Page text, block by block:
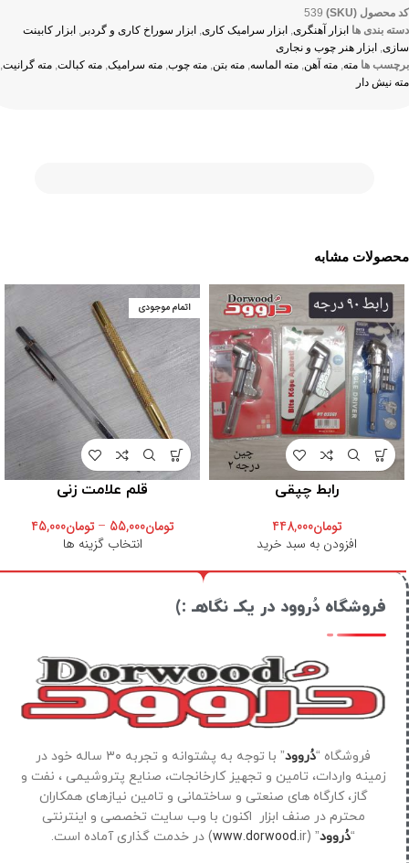
کد محصول (SKU)
539
دسته بندی ها ابزار آهنگری, ابزار سرامیک کاری, ابزار سوراخ کاری و گردبر , ابزار کابینت
سازی, ابزار هنر چوب و نجاری
برچسب ها مته, مته آهن, مته الماسه, مته بتن, مته چوب, مته سرامیک, مته کبالت, مته گرانیت,
مته نیش دار
محصولات مشابه
رابط چپقی
تومان448,000
افزودن به سبد خرید
اتمام موجودی
قلم علامت زنی
تومان55,000
– تومان45,000
انتخاب گزینه ها
فروشگاه دُروود در یکـ نگاهـ :)
فروشگاه “دُروود
” با توجه به پشتوانه و تجربه ۳۰ ساله خود در
زمینه واردات، تامین و تجهیز کارخانجات، صنایع پتروشیمی ، نفت و
گاز، کارگاه های صنعتی و ساختمانی و تامین نیازهای همکاران
محترم در صنف ابزار اکنون با وب سایت تخصصی و اینترنتی
“دُروود” (
www.dorwood.ir) در خدمت گذاری آماده است.